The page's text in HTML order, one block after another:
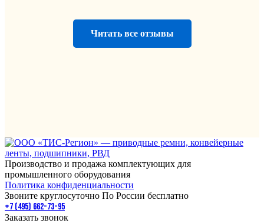
Читать все отзывы
Производство и продажа комплектующих для
промышленного оборудования
Политика конфиденциальности
Звоните круглосуточно По России бесплатно
+7 (495) 662-73-95
Заказать звонок